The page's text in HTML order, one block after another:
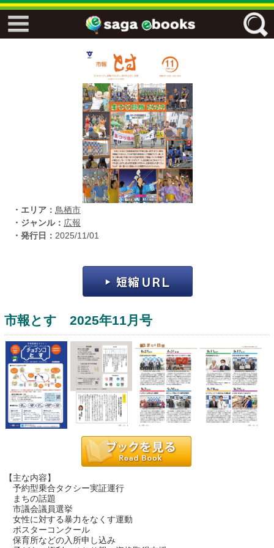
フリーワード
ジャンル
エリア
佐賀ワード
・エリア： 鳥栖市
・ジャンル： 広報
・発行日： 2025/11/01
市報とす 2025年11月号
【主な内容】
予約型乗合タクシー実証運行
まちの話題
市議会議員選挙
女性に対する暴力をなくす運動
ポスターコンクール
保育所などの入所申し込み
↓↓ ebooks専用本棚 ↓↓
運営：福博印刷
saga ebooksとは
ご利用ガイド
よくある質問
サイトマップ
お問い合わせ